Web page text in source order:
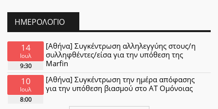
ΗΜΕΡΟΛΌΓΙΟ
14
Ιουλ
9:30
[Αθήνα] Συγκέντρωση αλληλεγγύης στους/η
συλληφθέντες/είσα για την υπόθεση της
Marfin
10
Ιουλ
8:00
[Αθήνα] Συγκέντρωση την ημέρα απόφασης
για την υπόθεση βιασμού στο ΑΤ Ομόνοιας